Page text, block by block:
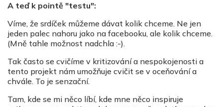
A teď k pointě "testu":
Víme, že srdíček můžeme dávat kolik chceme. Ne jen
jeden palec nahoru jako na facebooku, ale kolik chceme.
(Mně tahle možnost nadchla :-).
Tak často se cvičíme v kritizování a nespokojenosti a
tento projekt nám umožňuje cvičit se v oceňování a
chvále. To je senzační.
Tam, kde se mi něco líbí, kde mne něco inspiruje